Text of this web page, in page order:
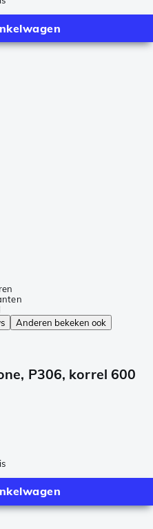
Anderen bekeken ook
P306, korrel 600